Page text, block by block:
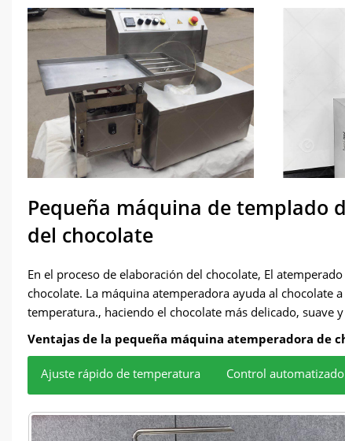
Pequeña máquina de templado
del chocolate
En el proceso de elaboración del chocolate, El
chocolate. La máquina atemperadora ayuda al
temperatura., haciendo el chocolate más delicado, suave
Ventajas de la pequeña máquina atemperadora de
Ajuste rápido de temperatura Control automatizado
cada lote de chocolate..
resultados notables.